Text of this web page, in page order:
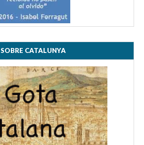
SOBRE CATALUNYA